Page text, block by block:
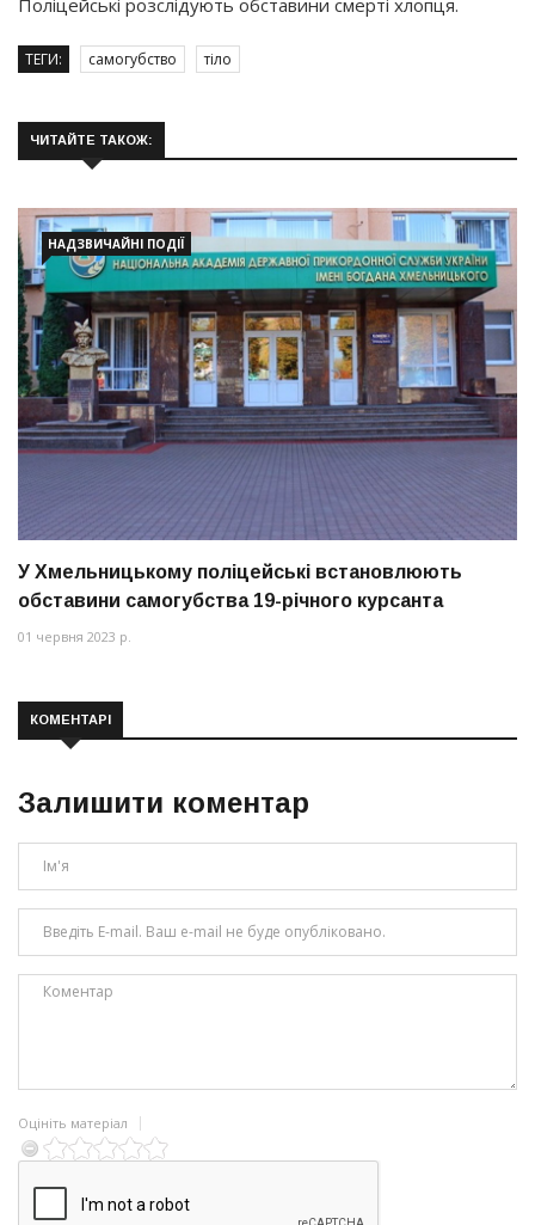
ТЕГИ: самогубство тіло
ЧИТАЙТЕ ТАКОЖ:
НАДЗВИЧАЙНІ ПОДІЇ
У Хмельницькому поліцейські встановлюють
обставини самогубства 19-річного курсанта
01 червня 2023 р.
КОМЕНТАРІ
Залишити коментар
Оцініть матеріал